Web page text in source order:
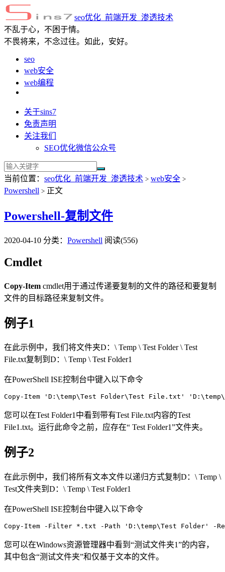
seo优化_前端开发_渗透技术
不乱于心，不困于情。
不畏将来，不念过往。如此，安好。
seo
web安全
web编程
关于sins7
免责声明
关注我们
SEO优化微信公众号
当前位置： seo优化_前端开发_渗透技术 > web安全 >
Powershell > 正文
Powershell-复制文件
2020-04-10 分类： Powershell 阅读(556)
Cmdlet
Copy-Item cmdlet用于通过传递要复制的文件的路径和要复制
文件的目标路径来复制文件。
例子1
在此示例中，我们将文件夹D：\ Temp \ Test Folder \ Test
File.txt复制到D：\ Temp \ Test Folder1
在PowerShell ISE控制台中键入以下命令
Copy- Item 'D:\temp\Test Folder\Test File.txt'
您可以在Test Folder1中看到带有Test File.txt内容的Test
File1.txt。运行此命令之前，应存在“ Test Folder1”文件夹。
例子2
在此示例中，我们将所有文本文件以递归方式复制D：\ Temp \
Test文件夹到D：\ Temp \ Test Folder1
在PowerShell ISE控制台中键入以下命令
Copy- Item - Filter *. txt - Path 'D:\temp\Test Folder' -
您可以在Windows资源管理器中看到“测试文件夹1”的内容，
其中包含“测试文件夹”和仅基于文本的文件。